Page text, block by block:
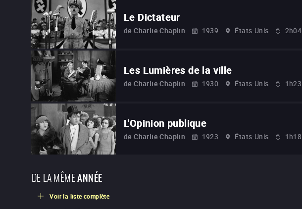
Le Dictateur
de Charlie Chaplin 1939 États-Unis 2h04
Les Lumières de la ville
de Charlie Chaplin 1930 États-Unis 1h23
L'Opinion publique
de Charlie Chaplin 1923 États-Unis 1h18
DE LA MÊMEANNÉE
Voir la liste complète